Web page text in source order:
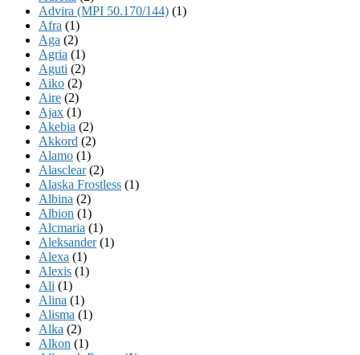
Advira (MPI 50.170/144) (1)
Afra (1)
Aga (2)
Agria (1)
Aguti (2)
Aiko (2)
Aire (2)
Ajax (1)
Akebia (2)
Akkord (2)
Alamo (1)
Alasclear(2)
Alaska Frostless (1)
Albina (2)
Albion (1)
Alcmaria (1)
Aleksander(1)
Alexa (1)
Alexis (1)
Ali (1)
Alina (1)
Alisma (1)
Alka (2)
Alkon (1)